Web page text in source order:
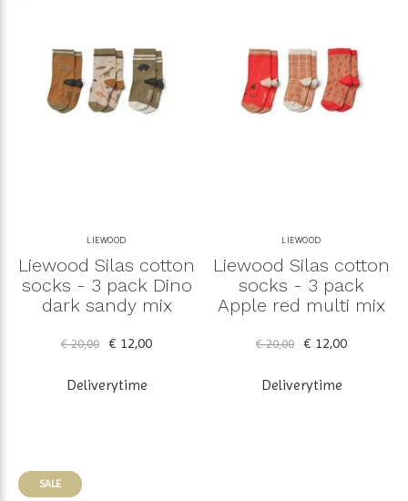
LIEWOOD
Liewood Silas cotton
socks - 3 pack Dino
dark sandy mix
€ 20,00 € 12,00
Deliverytime
LIEWOOD
Liewood Silas cotton
socks - 3 pack
Apple red multi mix
€ 20,00 € 12,00
Deliverytime
SALE